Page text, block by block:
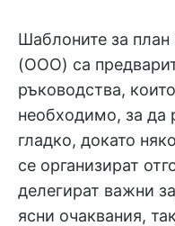
Шаблоните за план
(OOO) са
ръководства,
необходимо, за да
гладко, докато
се организират
делегират важни
ясни очаквания,